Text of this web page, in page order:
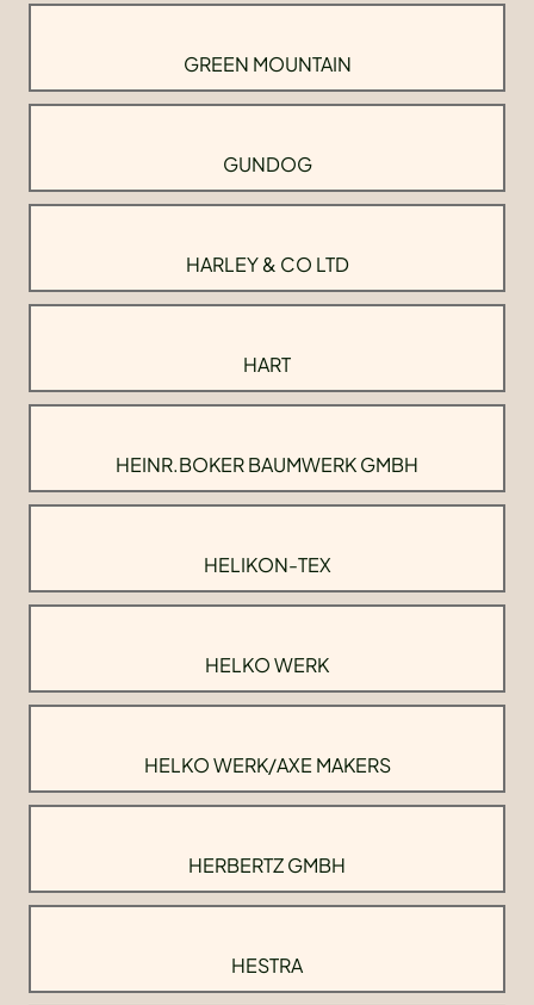
GREEN MOUNTAIN
GUNDOG
HARLEY & CO LTD
HART
HEINR.BOKER BAUMWERK GMBH
HELIKON-TEX
HELKO WERK
HELKO WERK/AXE MAKERS
HERBERTZ GMBH
HESTRA